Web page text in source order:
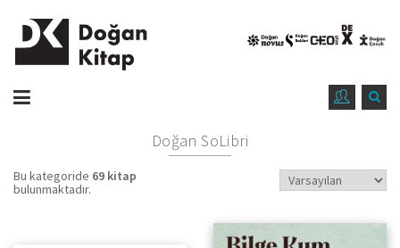
Doğan SoLibri
Bu kategoride 69 kitap
bulunmaktadır.